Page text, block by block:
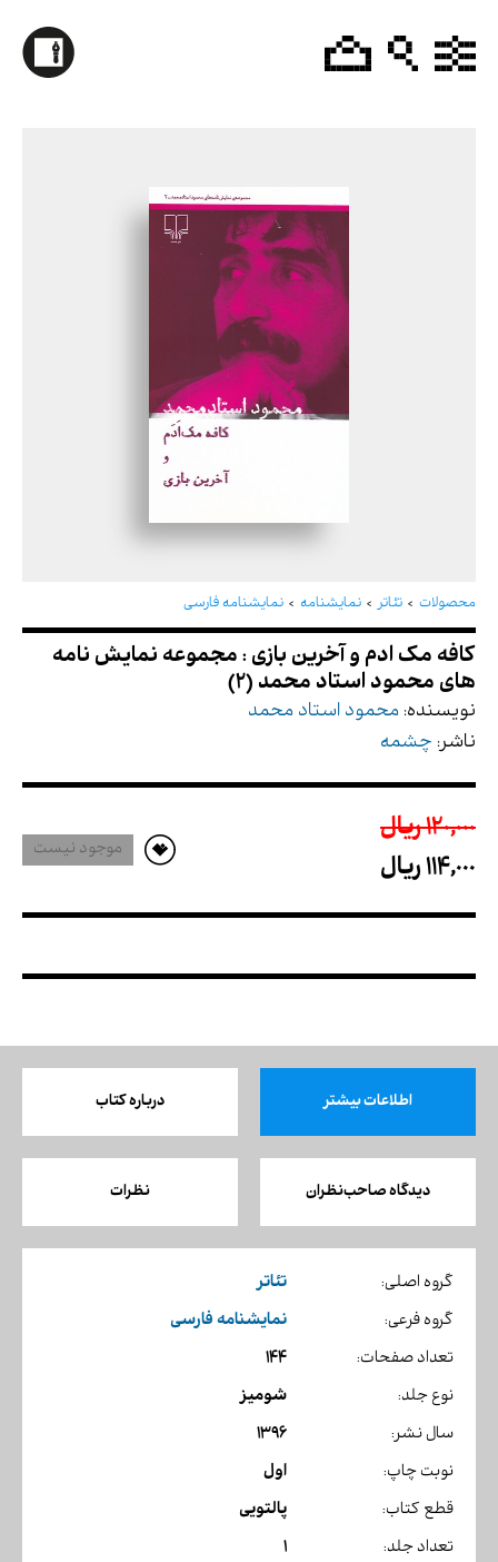
محصولات تئاتر نمایشنامه نمایشنامه فارسی
های محمود استاد محمد (2)
نویسنده: محمود استاد محمد
ناشر: چشمه
120,000 ريال
114,000 ريال
موجود نیست
اطلاعات بیشتر درباره کتاب
دیدگاه صاحب‌نظران نظرات
گروه اصلی: تئاتر
گروه فرعی: نمایشنامه فارسی
تعداد صفحات: 144
نوع جلد: شومیز
سال نشر: 1396
نوبت چاپ: اول
قطع کتاب: پالتویی
تعداد جلد: 1